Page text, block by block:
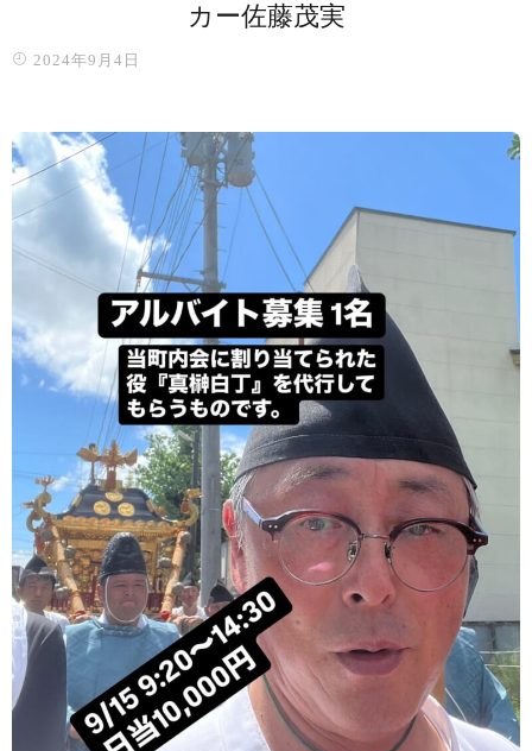
カー佐藤茂実
2024年9月4日